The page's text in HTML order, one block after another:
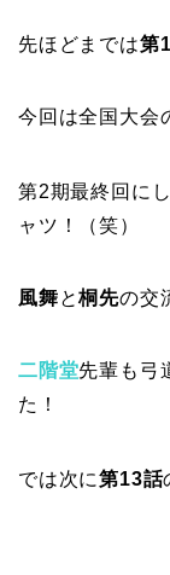
先ほどまでは第
今回は全国大会
第2期最終回に
ャツ！（笑）
風舞と桐先の交
二階堂先輩も弓
た！
では次に第13話